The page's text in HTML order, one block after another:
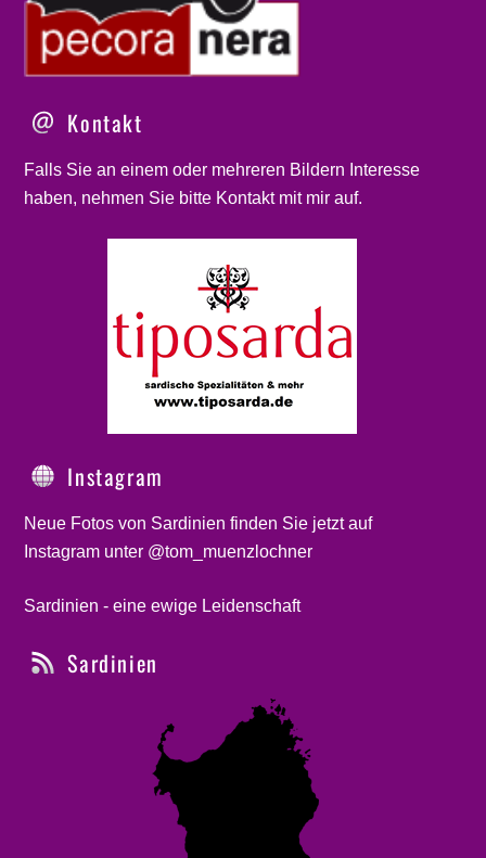
Kontakt
Falls Sie an einem oder mehreren Bildern Interesse
haben, nehmen Sie bitte Kontaktmit mir auf.
Instagram
Neue Fotos von Sardinien finden Sie jetzt auf
Instagram unter @tom_muenzlochner
Sardinien - eine ewige Leidenschaft
Sardinien